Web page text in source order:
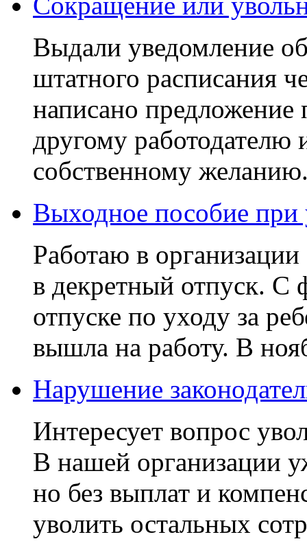
Выдали уведомление
штатного расписания
написано предложение
другому работодателю
собственному
Выходное пособие при
Работаю в
в декретный отпуск. С
отпуске по уходу за
вышла на работу. В
Нарушение
Интересует вопрос
В нашей организации
но без выплат и
уволить остальных